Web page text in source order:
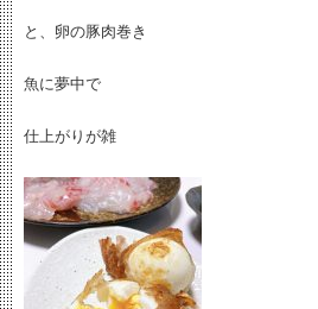
と、卵の豚肉巻き
魚に夢中で
仕上がりが雑